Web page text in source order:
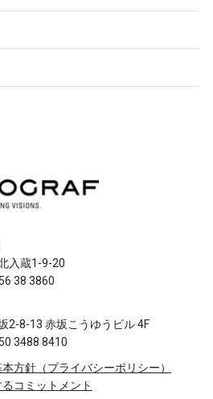
入蔵1-9-20
38 3860
2-8-13 赤坂こうゆうビル 4F
3488 8410
方針（プライバシーポリシー）
コミットメント